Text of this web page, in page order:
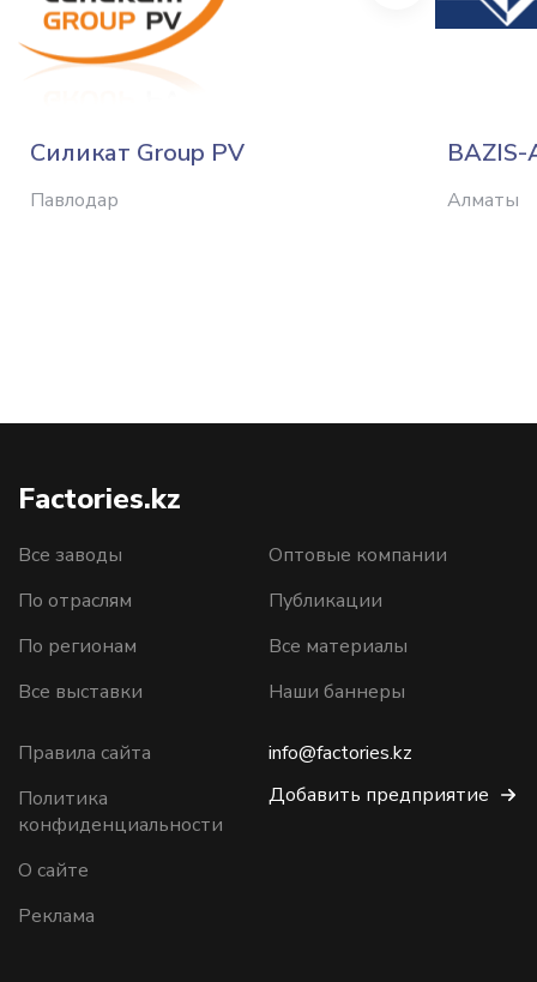
Силикат Group PV
Павлодар
BAZIS-
Алматы
Factories.kz
Все заводы
По отраслям
По регионам
Все выставки
Оптовые компании
Публикации
Все материалы
Наши баннеры
Правила сайта
Политика
конфиденциальности
О сайте
Реклама
info@factories.kz
Добавить предприятие